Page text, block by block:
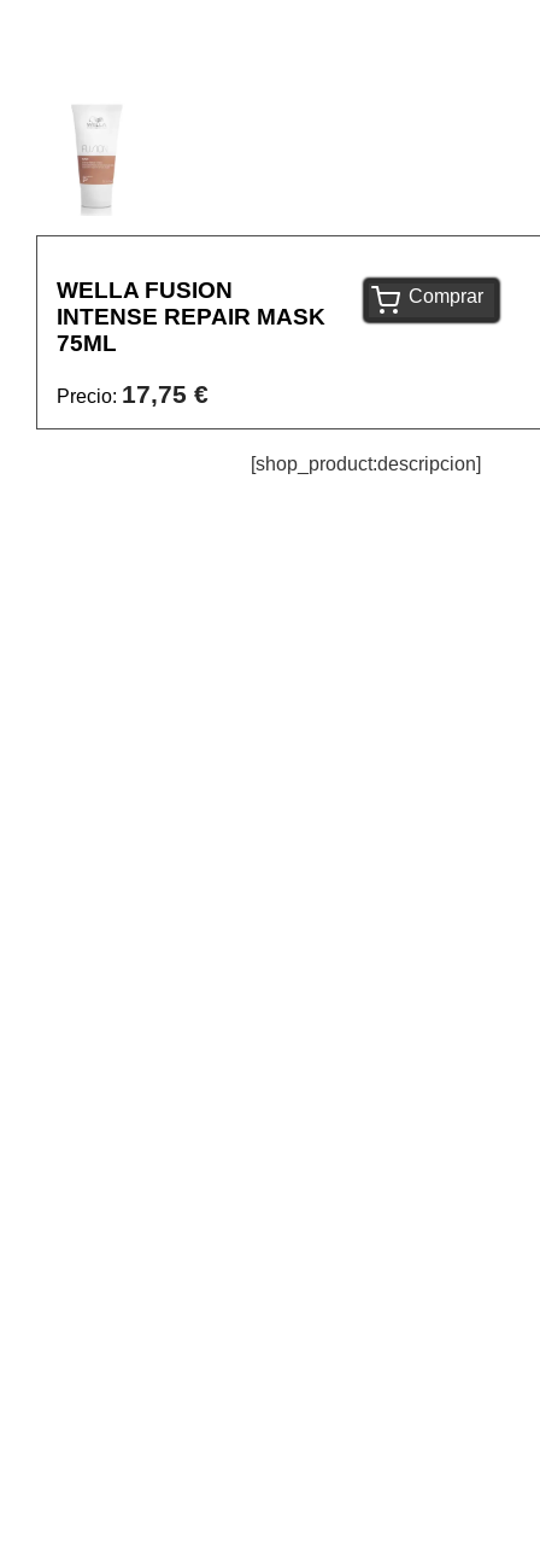
WELLA FUSION
INTENSE REPAIR MASK
75ML
Precio: 17,75 €
Comprar
[shop_product:descripcion]